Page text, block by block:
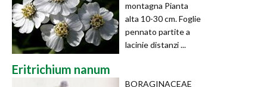
montagna Pianta
alta 10-30 cm. Foglie
pennato partite a
lacinie distanzi ...
Eritrichium nanum
BORAGINACEAE